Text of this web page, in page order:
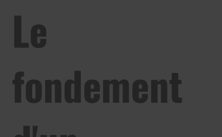
Le
fondement